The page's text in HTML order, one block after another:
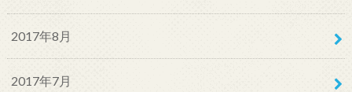
2017年8月
2017年7月